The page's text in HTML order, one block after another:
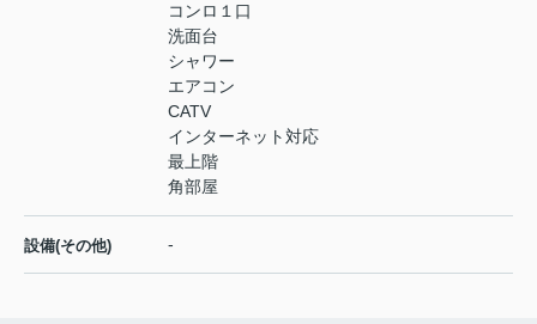
コンロ１口
洗面台
シャワー
エアコン
CATV
インターネット対応
最上階
角部屋
設備(その他) -